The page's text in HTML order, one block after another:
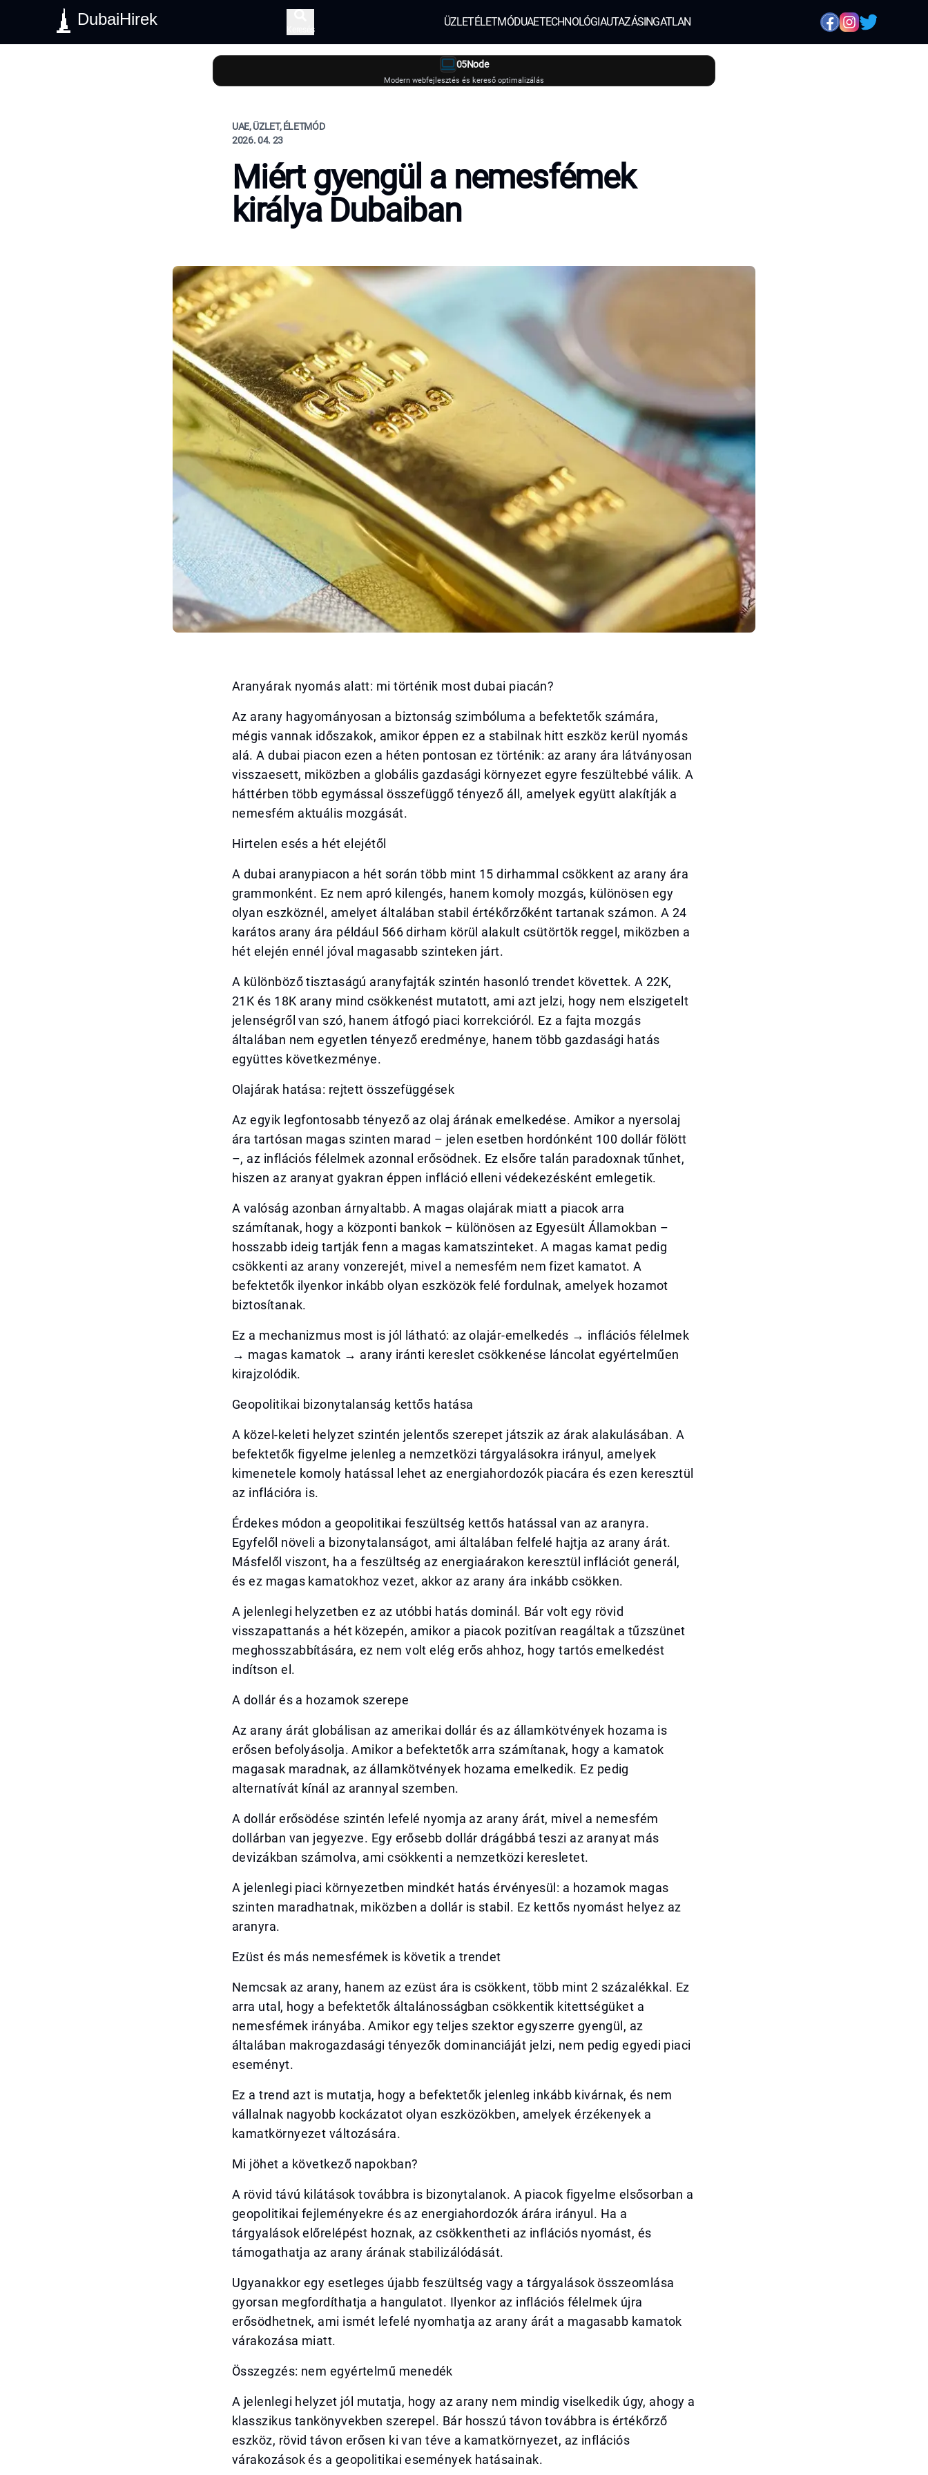
DubaiHirek
Keresés
ÜZLETÉLETMÓDUAETECHNOLÓGIAUTAZÁSINGATLAN
05Node
Modern webfejlesztés és kereső optimalizálás
UAE, ÜZLET, ÉLETMÓD
2026. 04. 23
Miért gyengül a nemesfémek
királya Dubaiban
Aranyárak nyomás alatt: mi történik most dubai piacán?
Az arany hagyományosan a biztonság szimbóluma a befektetők számára,
mégis vannak időszakok, amikor éppen ez a stabilnak hitt eszköz kerül nyomás
alá. A dubai piacon ezen a héten pontosan ez történik: az arany ára látványosan
visszaesett, miközben a globális gazdasági környezet egyre feszültebbé válik. A
háttérben több egymással összefüggő tényező áll, amelyek együtt alakítják a
nemesfém aktuális mozgását.
Hirtelen esés a hét elejétől
A dubai aranypiacon a hét során több mint 15 dirhammal csökkent az arany ára
grammonként. Ez nem apró kilengés, hanem komoly mozgás, különösen egy
olyan eszköznél, amelyet általában stabil értékőrzőként tartanak számon. A 24
karátos arany ára például 566 dirham körül alakult csütörtök reggel, miközben a
hét elején ennél jóval magasabb szinteken járt.
A különböző tisztaságú aranyfajták szintén hasonló trendet követtek. A 22K,
21K és 18K arany mind csökkenést mutatott, ami azt jelzi, hogy nem elszigetelt
jelenségről van szó, hanem átfogó piaci korrekcióról. Ez a fajta mozgás
általában nem egyetlen tényező eredménye, hanem több gazdasági hatás
együttes következménye.
Olajárak hatása: rejtett összefüggések
Az egyik legfontosabb tényező az olaj árának emelkedése. Amikor a nyersolaj
ára tartósan magas szinten marad – jelen esetben hordónként 100 dollár fölött
–, az inflációs félelmek azonnal erősödnek. Ez elsőre talán paradoxnak tűnhet,
hiszen az aranyat gyakran éppen infláció elleni védekezésként emlegetik.
A valóság azonban árnyaltabb. A magas olajárak miatt a piacok arra
számítanak, hogy a központi bankok – különösen az Egyesült Államokban –
hosszabb ideig tartják fenn a magas kamatszinteket. A magas kamat pedig
csökkenti az arany vonzerejét, mivel a nemesfém nem fizet kamatot. A
befektetők ilyenkor inkább olyan eszközök felé fordulnak, amelyek hozamot
biztosítanak.
Ez a mechanizmus most is jól látható: az olajár-emelkedés → inflációs félelmek
→ magas kamatok → arany iránti kereslet csökkenése láncolat egyértelműen
kirajzolódik.
Geopolitikai bizonytalanság kettős hatása
A közel-keleti helyzet szintén jelentős szerepet játszik az árak alakulásában. A
befektetők figyelme jelenleg a nemzetközi tárgyalásokra irányul, amelyek
kimenetele komoly hatással lehet az energiahordozók piacára és ezen keresztül
az inflációra is.
Érdekes módon a geopolitikai feszültség kettős hatással van az aranyra.
Egyfelől növeli a bizonytalanságot, ami általában felfelé hajtja az arany árát.
Másfelől viszont, ha a feszültség az energiaárakon keresztül inflációt generál,
és ez magas kamatokhoz vezet, akkor az arany ára inkább csökken.
A jelenlegi helyzetben ez az utóbbi hatás dominál. Bár volt egy rövid
visszapattanás a hét közepén, amikor a piacok pozitívan reagáltak a tűzszünet
meghosszabbítására, ez nem volt elég erős ahhoz, hogy tartós emelkedést
indítson el.
A dollár és a hozamok szerepe
Az arany árát globálisan az amerikai dollár és az államkötvények hozama is
erősen befolyásolja. Amikor a befektetők arra számítanak, hogy a kamatok
magasak maradnak, az államkötvények hozama emelkedik. Ez pedig
alternatívát kínál az arannyal szemben.
A dollár erősödése szintén lefelé nyomja az arany árát, mivel a nemesfém
dollárban van jegyezve. Egy erősebb dollár drágábbá teszi az aranyat más
devizákban számolva, ami csökkenti a nemzetközi keresletet.
A jelenlegi piaci környezetben mindkét hatás érvényesül: a hozamok magas
szinten maradhatnak, miközben a dollár is stabil. Ez kettős nyomást helyez az
aranyra.
Ezüst és más nemesfémek is követik a trendet
Nemcsak az arany, hanem az ezüst ára is csökkent, több mint 2 százalékkal. Ez
arra utal, hogy a befektetők általánosságban csökkentik kitettségüket a
nemesfémek irányába. Amikor egy teljes szektor egyszerre gyengül, az
általában makrogazdasági tényezők dominanciáját jelzi, nem pedig egyedi piaci
eseményt.
Ez a trend azt is mutatja, hogy a befektetők jelenleg inkább kivárnak, és nem
vállalnak nagyobb kockázatot olyan eszközökben, amelyek érzékenyek a
kamatkörnyezet változására.
Mi jöhet a következő napokban?
A rövid távú kilátások továbbra is bizonytalanok. A piacok figyelme elsősorban a
geopolitikai fejleményekre és az energiahordozók árára irányul. Ha a
tárgyalások előrelépést hoznak, az csökkentheti az inflációs nyomást, és
támogathatja az arany árának stabilizálódását.
Ugyanakkor egy esetleges újabb feszültség vagy a tárgyalások összeomlása
gyorsan megfordíthatja a hangulatot. Ilyenkor az inflációs félelmek újra
erősödhetnek, ami ismét lefelé nyomhatja az arany árát a magasabb kamatok
várakozása miatt.
Összegzés: nem egyértelmű menedék
A jelenlegi helyzet jól mutatja, hogy az arany nem mindig viselkedik úgy, ahogy a
klasszikus tankönyvekben szerepel. Bár hosszú távon továbbra is értékőrző
eszköz, rövid távon erősen ki van téve a kamatkörnyezet, az inflációs
várakozások és a geopolitikai események hatásainak.